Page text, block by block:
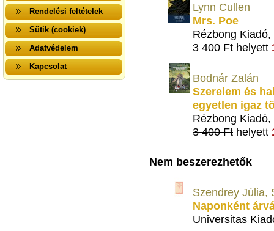
Rendelési feltételek
Sütik (cookiek)
Adatvédelem
Kapcsolat
Lynn Cullen
Mrs. Poe
Rézbong Kiadó,
3 400 Ft helyett
Bodnár Zalán
Szerelem és
egyetlen igaz
Rézbong Kiadó,
3 400 Ft helyett
Nem beszerezhetők
Szendrey Júlia,
Naponként
Universitas